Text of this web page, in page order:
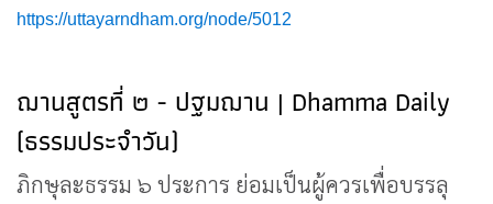
https://uttayarndham.org/node/5012
ฌานสูตรที่ ๒ - ปฐมฌาน | Dhamma Daily
(ธรรมประจำวัน)
ภิกษุละธรรม ๖ ประการ ย่อมเป็นผู้ควรเพื่อบรรลุ